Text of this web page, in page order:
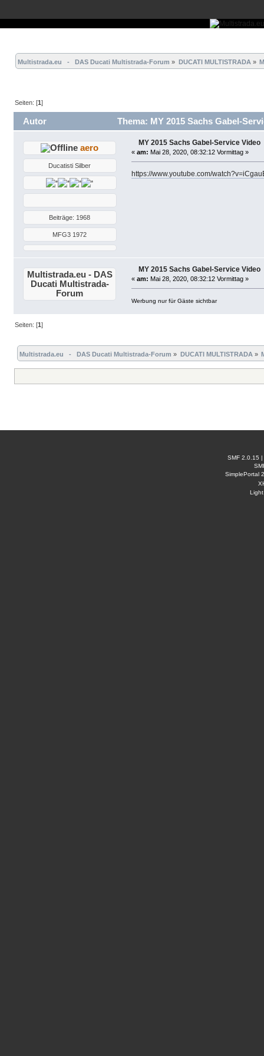
Multistrada.eu   -   DAS Ducati Multistrada-Forum » DUCATI MULTISTRADA »
Seiten: [1]
Autor Thema: MY 2015 Sachs Gabel-
aero
Ducatisti Silber
Beiträge: 1968
MFG3 1972
MY 2015 Sachs Gabel-Service Video
« am: Mai 28, 2020, 08:32:12 Vormittag »
https://www.youtube.com/
Multistrada.eu - DAS
Ducati Multistrada-
Forum
MY 2015 Sachs Gabel-Service Video
« am: Mai 28, 2020, 08:32:12 Vormittag »
Werbung nur für Gäste sichtbar
Seiten: [1]
Multistrada.eu   -   DAS Ducati Multistrada-Forum » DUCATI MULTISTRADA »
SMF 2.0.15
SimplePortal